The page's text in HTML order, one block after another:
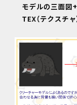
モデルの三面図
TEX（テクスチャ